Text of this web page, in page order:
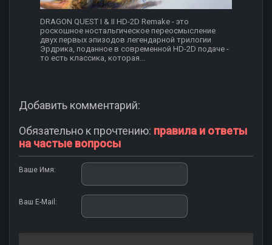
DRAGON QUEST I & II HD-2D Remake - это
роскошное ностальгическое переосмысление
двух первых эпизодов легендарной трилогии
Эрдрика, поданное в современной HD-2D подаче -
то есть классика, которая...
Добавить комментарий:
Обязательно к прочтению: правила и ответы
на частые вопросы
Ваше Имя:
Ваш E-Mail: